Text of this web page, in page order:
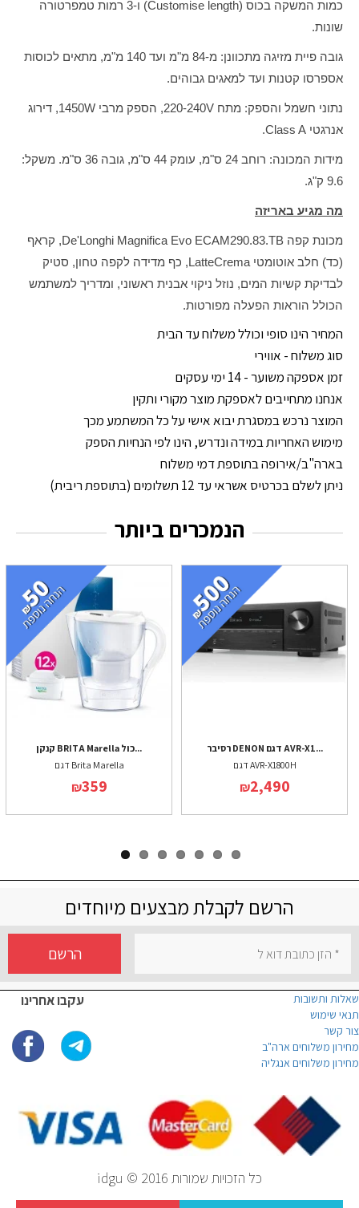
כמות המשקה בכוס (Customise length) ו-3 רמות טמפרטורה
שונות.
גובה פיית מזיגה מתכוונן: מ-84 מ"מ ועד 140 מ"מ, מתאים לכוסות
אספרסו קטנות ועד למאגים גבוהים.
נתוני חשמל והספק: מתח 220-240V, הספק מרבי 1450W, דירוג
אנרגטי Class A.
מידות המכונה: רוחב 24 ס"מ, עומק 44 ס"מ, גובה 36 ס"מ. משקל:
9.6 ק"ג.
מה מגיע באריזה
מכונת קפה De'Longhi Magnifica Evo ECAM290.83.TB, קראף
(כד) חלב אוטומטי LatteCrema, כף מדידה לקפה טחון, סטיק
לבדיקת קשיות המים, נוזל ניקוי אבנית ראשוני, ומדריך למשתמש
הכולל הוראות הפעלה מפורטות.
המחיר הינו סופי וכולל משלוח עד הבית
סוג משלוח - אווירי
זמן אספקה משוער - 14 ימי עסקים
אנחנו מתחייבים לאספקת מוצר מקורי ותקין
המוצר נרכש במסגרת יבוא אישי על כל המשתמע מכך
מימוש האחריות במידה ונדרש, הינו לפי הנחיות הספק
בארה"ב/אירופה בתוספת דמי משלוח
ניתן לשלם בכרטיס אשראי עד 12 תשלומים (בתוספת ריבית)
הנמכרים ביותר
קנקן BRITA Marella כול...
דגם Brita Marella
₪359
רסיבר DENON דגם AVR-X1...
דגם AVR-X1800H
₪2,490
הרשם לקבלת מבצעים מיוחדים
הרשם
עקבו אחרינו
שאלות ותשובות
תנאי שימוש
צור קשר
מחירון משלוחים ארה"ב
מחירון משלוחים אנגליה
כל הזכויות שמורות idgu © 2016